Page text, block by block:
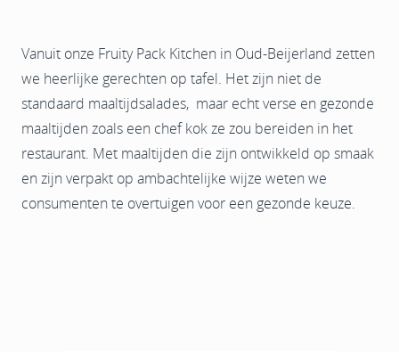
Vanuit onze Fruity Pack Kitchen in Oud-Beijerland zetten
we heerlijke gerechten op tafel. Het zijn niet de
standaard maaltijdsalades, maar echt verse en gezonde
maaltijden zoals een chef kok ze zou bereiden in het
restaurant. Met maaltijden die zijn ontwikkeld op smaak
en zijn verpakt op ambachtelijke wijze weten we
consumenten te overtuigen voor een gezonde keuze.